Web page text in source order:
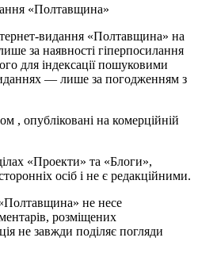
«Полтавщина»
видання «Полтавщина» на
за наявності гіперпосилання
для індексації пошуковими
— лише за погодженням з
, опубліковані на комерційній
«Проекти» та «Блоги»,
осіб і не є редакційними.
не несе
розміщених
не завжди поділяє погляди